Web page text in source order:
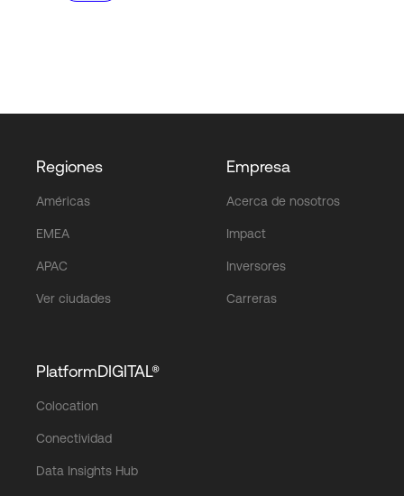
Regiones
Américas
EMEA
APAC
Ver ciudades
Empresa
Acerca de nosotros
Impact
Inversores
Carreras
PlatformDIGITAL®
Colocation
Conectividad
Data Insights Hub